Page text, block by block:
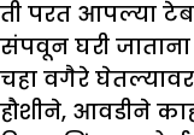
ती परत आपल्या
संपवून घरी जाताना
चहा वगैरे
हौशीने, आवडीने